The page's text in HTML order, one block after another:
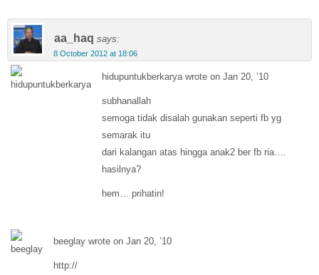
aa_haq says:
8 October 2012 at 18:06
hidupuntukberkarya wrote on Jan 20, ’10
subhanallah
semoga tidak disalah gunakan seperti fb yg
semarak itu
dari kalangan atas hingga anak2 ber fb ria….
hasilnya?
hem… prihatin!
beeglay wrote on Jan 20, ’10
http://